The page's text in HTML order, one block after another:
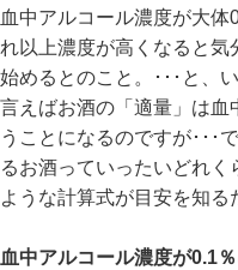
血中アルコール濃度が大体
れ以上濃度が高くなると気
始めるとのこと。･･･と、
言えばお酒の「適量」は血
うことになるのですが･･･
るお酒っていったいどれ
ような計算式が目安を知る
血中アルコール濃度が0.1